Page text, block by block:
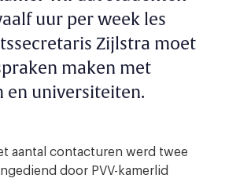
uur per week les
Zijlstra moet
maken met
en universiteiten.
aantal contacturen werd twee
door PVV-kamerlid